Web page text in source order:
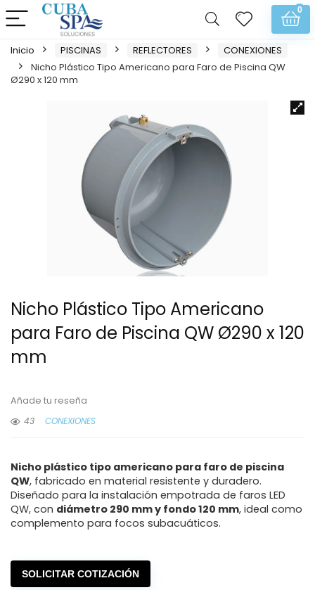
0
Inicio PISCINAS REFLECTORES
CONEXIONES
Nicho Plástico Tipo Americano para Faro de Piscina QW
Ø290 x 120 mm
Nicho Plástico Tipo Americano
para Faro de Piscina QW Ø290 x 120
mm
Añade tu reseña
43
CONEXIONES
Nicho plástico tipo americano para faro de piscina
QW, fabricado en material resistente y duradero.
Diseñado para la instalación empotrada de faros LED
QW, con diámetro 290 mm y fondo 120 mm, ideal como
complemento para focos subacuáticos.
SOLICITAR COTIZACIÓN